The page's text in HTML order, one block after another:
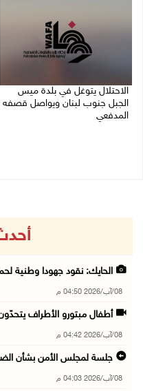
الاحتلال يتوغل في بلدة ميس
الجبل جنوب لبنان ويواصل قصفه
المدفعي
الحايك: نقود جهودا وطنية
08/آب/2026 04:50 م
أطفال مبتورو الأطراف
08/آب/2026 04:42 م
جلسة لمجلس الأمن بشأن الضفة
08/آب/2026 04:03 م